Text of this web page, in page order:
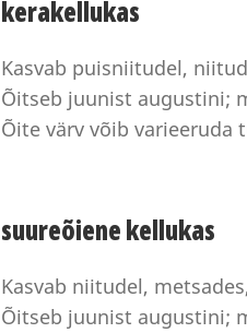
kerakellukas
Kasvab puisniitudel,
Õitseb juunist augustini;
Õite värv võib varieeruda
suureõiene kellukas
Kasvab niitudel,
Õitseb juunist augustini;